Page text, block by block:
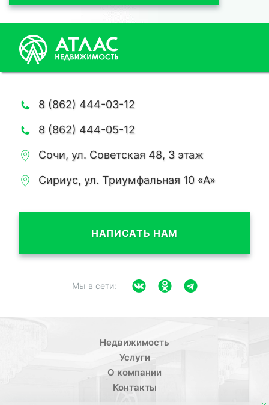
8 (862) 444-03-12
8 (862) 444-05-12
Сочи, ул. Советская 48, 3 этаж
Сириус, ул. Триумфальная 10 «А»
НАПИСАТЬ НАМ
Мы в сети:
Недвижимость
Услуги
О компании
Контакты